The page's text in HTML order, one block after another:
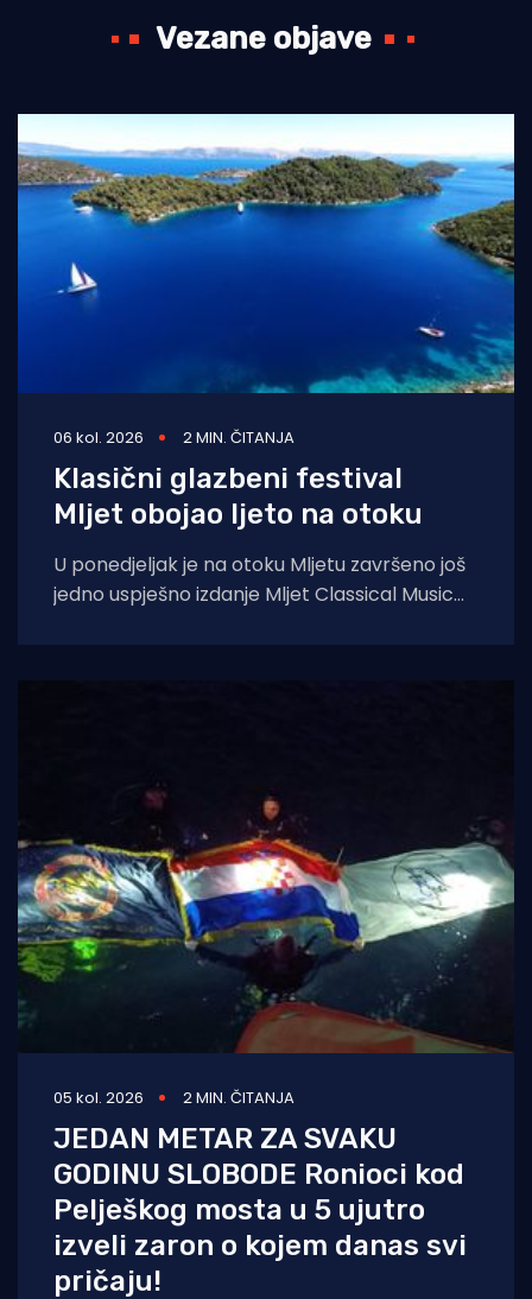
Vezane objave
06 kol. 2026 2 MIN. ČITANJA
Klasični glazbeni festival
Mljet obojao ljeto na otoku
U ponedjeljak je na otoku Mljetu završeno još
jedno uspješno izdanje Mljet Classical Music
05 kol. 2026 2 MIN. ČITANJA
JEDAN METAR ZA SVAKU
GODINU SLOBODE Ronioci kod
Pelješkog mosta u 5 ujutro
izveli zaron o kojem danas svi
pričaju!